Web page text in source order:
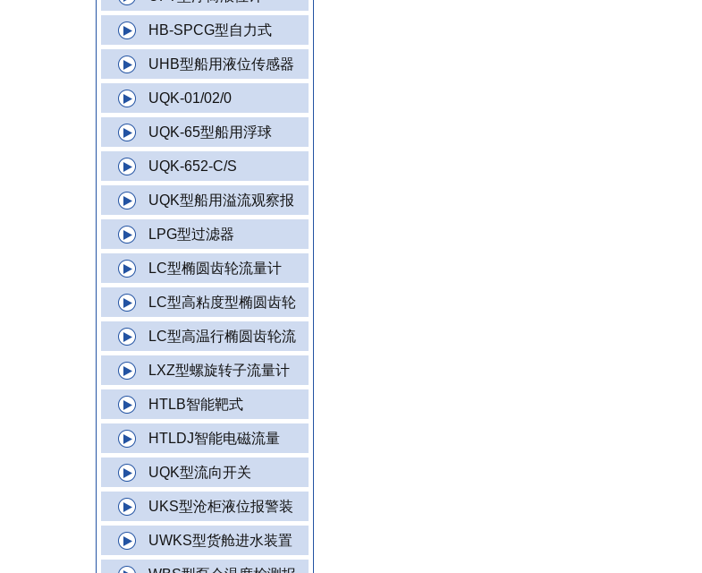
HB-SPCG型自力式
UHB型船用液位传感器
UQK-01/02/0
UQK-65型船用浮球
UQK-652-C/S
UQK型船用溢流观察报
LPG型过滤器
LC型椭圆齿轮流量计
LC型高粘度型椭圆齿轮
LC型高温行椭圆齿轮流
LXZ型螺旋转子流量计
HTLB智能靶式
HTLDJ智能电磁流量
UQK型流向开关
UKS型沧柜液位报警装
UWKS型货舱进水装置